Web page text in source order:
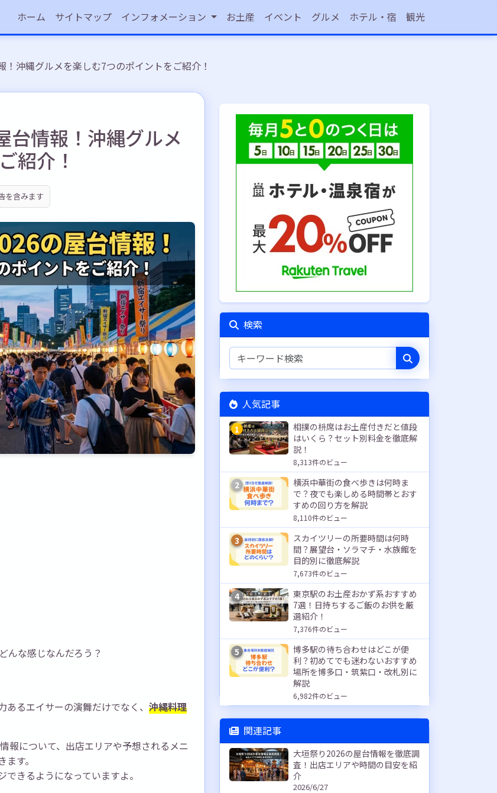
ホーム サイトマップ インフォメーション お土産 イベント グルメ ホテル・宿 観光
沖縄グルメを楽しむ7つのポイントをご紹介！
台情報！沖縄グルメ
紹介！
を含みます
んな感じなんだろう？
るエイサーの演舞だけでなく、 沖縄料理
報について、出店エリアや予想されるメニ
す。
きるようになっていますよ。
検索
人気記事
1
相撲の枡席はお土産付きだと値段
はいくら？セット別料金を徹底解
説！
8,313件のビュー
2
横浜中華街の食べ歩きは何時ま
で？夜でも楽しめる時間帯とおす
すめの回り方を解説
8,110件のビュー
3
スカイツリーの所要時間は何時
間？展望台・ソラマチ・水族館を
目的別に徹底解説
7,673件のビュー
4
東京駅のお土産おかず系おすすめ
7選！日持ちするご飯のお供を厳
選紹介！
7,376件のビュー
5
博多駅の待ち合わせはどこが便
利？初めてでも迷わないおすすめ
場所を博多口・筑紫口・改札別に
解説
6,982件のビュー
関連記事
大垣祭り2026の屋台情報を徹底調
査！出店エリアや時間の目安を紹
介
2026/6/27